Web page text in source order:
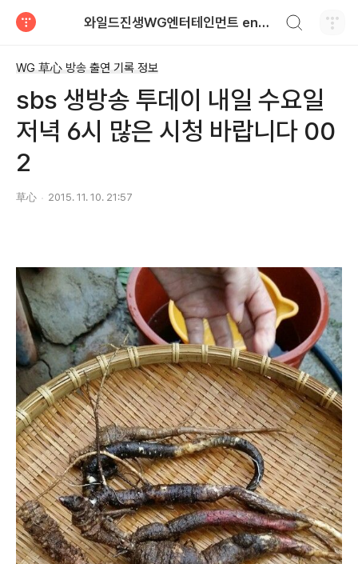
와일드진생WG엔터테인먼트 entertainment
WG 草心 방송 출연 기록 정보
sbs 생방송 투데이 내일 수요일
저녁 6시 많은 시청 바랍니다 00
2
草心 2015. 11. 10. 21:57